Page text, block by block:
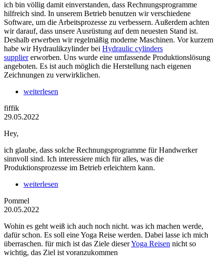
ich bin völlig damit einverstanden, dass Rechnungsprogramme
hilfreich sind. In unserem Betrieb benutzen wir verschiedene
Software, um die Arbeitsprozesse zu verbessern. Außerdem achten
wir darauf, dass unsere Ausrüstung auf dem neuesten Stand ist.
Deshalb erwerben wir regelmäßig moderne Maschinen. Vor kurzem
habe wir Hydraulikzylinder bei Hydraulic cylinders
suppliererworben. Uns wurde eine umfassende Produktionslösung
angeboten. Es ist auch möglich die Herstellung nach eigenen
Zeichnungen zu verwirklichen.
weiterlesen
fiffik
29.05.2022
Hey,
ich glaube, dass solche Rechnungsprogramme für Handwerker
sinnvoll sind. Ich interessiere mich für alles, was die
Produktionsprozesse im Betrieb erleichtern kann.
weiterlesen
Pommel
20.05.2022
Wohin es geht weiß ich auch noch nicht. was ich machen werde,
dafür schon. Es soll eine Yoga Reise werden. Dabei lasse ich mich
überraschen. für mich ist das Ziele dieserYoga Reisen nicht so
wichtig, das Ziel ist voranzukommen